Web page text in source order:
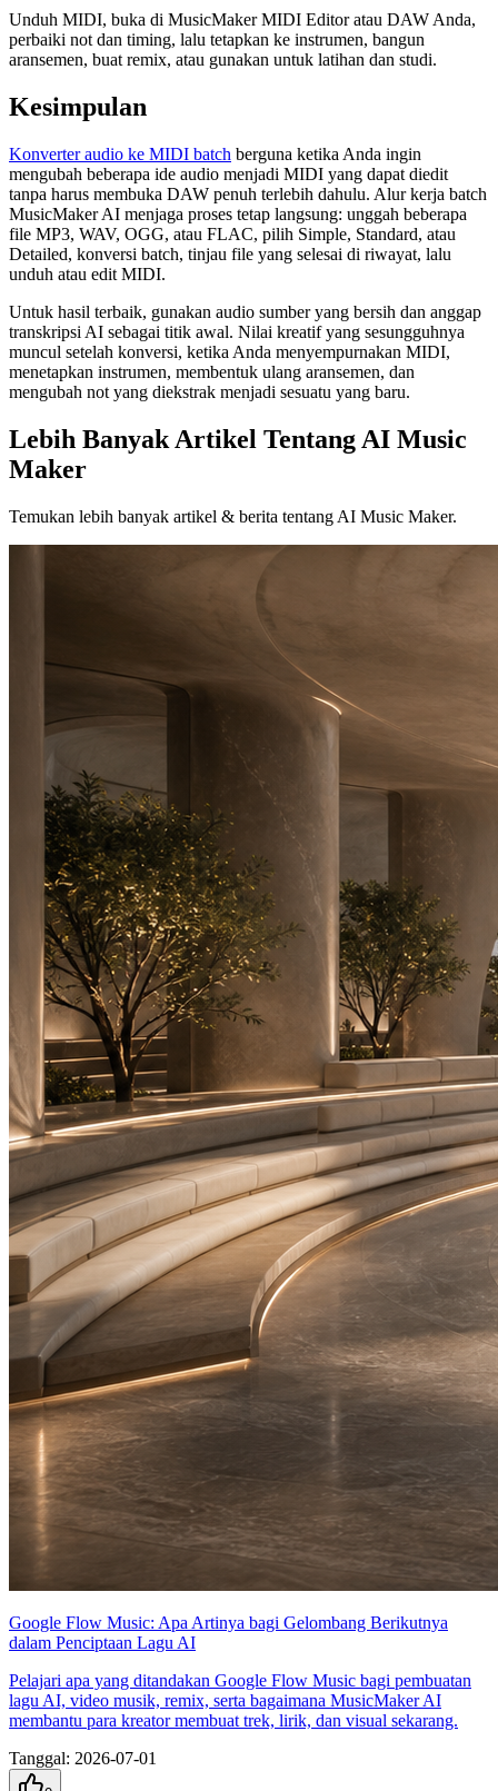
Unduh MIDI, buka di MusicMaker MIDI Editor atau DAW Anda,
perbaiki not dan timing, lalu tetapkan ke instrumen, bangun
aransemen, buat remix, atau gunakan untuk latihan dan studi.
Kesimpulan
Konverter audio ke MIDI batch berguna ketika Anda ingin
mengubah beberapa ide audio menjadi MIDI yang dapat diedit
tanpa harus membuka DAW penuh terlebih dahulu. Alur kerja batch
MusicMaker AI menjaga proses tetap langsung: unggah beberapa
file MP3, WAV, OGG, atau FLAC, pilih Simple, Standard, atau
Detailed, konversi batch, tinjau file yang selesai di riwayat, lalu
unduh atau edit MIDI.
Untuk hasil terbaik, gunakan audio sumber yang bersih dan anggap
transkripsi AI sebagai titik awal. Nilai kreatif yang sesungguhnya
muncul setelah konversi, ketika Anda menyempurnakan MIDI,
menetapkan instrumen, membentuk ulang aransemen, dan
mengubah not yang diekstrak menjadi sesuatu yang baru.
Lebih Banyak Artikel Tentang AI Music
Maker
Temukan lebih banyak artikel & berita tentang AI Music Maker.
Google Flow Music: Apa Artinya bagi Gelombang Berikutnya
dalam Penciptaan Lagu AI
Pelajari apa yang ditandakan Google Flow Music bagi pembuatan
lagu AI, video musik, remix, serta bagaimana MusicMaker AI
membantu para kreator membuat trek, lirik, dan visual sekarang.
Tanggal: 2026-07-01